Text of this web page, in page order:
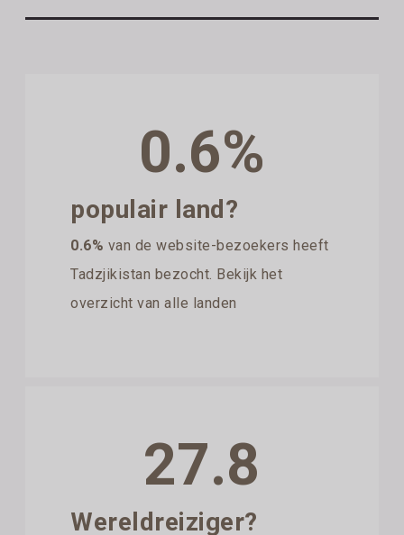
0.6%
populair land?
0.6% van de website-bezoekers heeft
Tadzjikistan bezocht. Bekijk het
overzicht van alle landen
27.8
Wereldreiziger?